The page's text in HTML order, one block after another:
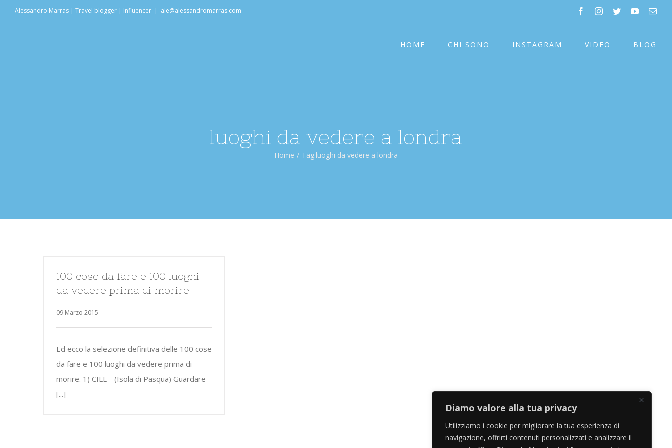
Diamo valore alla tua privacy
Utilizziamo i cookie per migliorare la tua esperienza di
navigazione, offrirti contenuti personalizzati e analizzare il
Alessandro Marras | Travel blogger | Influencer | ale@alessandromarras.com facebookinstagram
twitteryoutube
HOME CHI SONO INSTAGRAM VIDEO BLOG
luoghi da vedere a londra
Home / Tag:luoghi da vedere a londra
100 cose da fare e 100 luoghi
da vedere prima di morire
09 Marzo 2015
Ed ecco la selezione definitiva delle 100 cose
da fare e 100 luoghi da vedere prima di
morire. 1) CILE - (Isola di Pasqua) Guardare
[...]